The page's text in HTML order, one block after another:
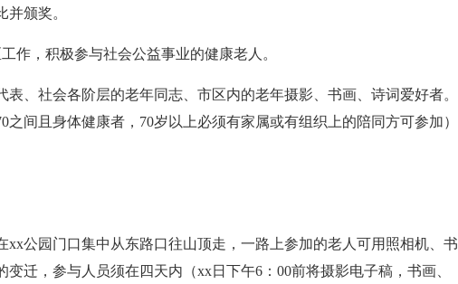
颁奖。
作，积极参与社会公益事业的健康老人。
表、社会各阶层的老年同志、市区内的老年摄影、书画、诗词爱好者。
之间且身体健康者，70岁以上必须有家属或有组织上的陪同方可参加）
xx公园门口集中从东路口往山顶走，一路上参加的老人可用照相机、书
迁，参与人员须在四天内（xx日下午6：00前将摄影电子稿，书画、